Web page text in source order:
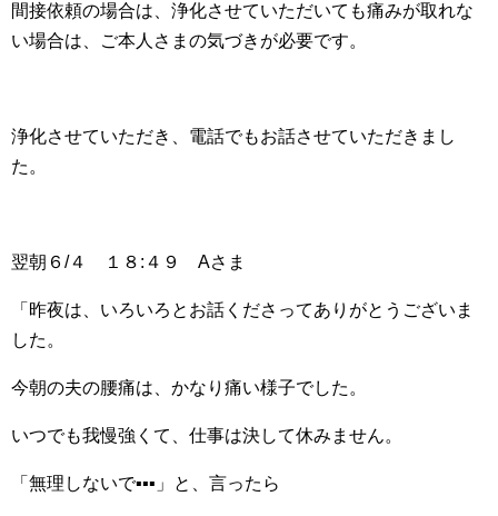
間接依頼の場合は、浄化させていただいても痛みが取れな
い場合は、ご本人さまの気づきが必要です。
浄化させていただき、電話でもお話させていただきまし
た。
翌朝６/４ １８:４９ Aさま
「昨夜は、いろいろとお話くださってありがとうございま
した。
今朝の夫の腰痛は、かなり痛い様子でした。
いつでも我慢強くて、仕事は決して休みません。
「無理しないで▪▪▪」と、言ったら